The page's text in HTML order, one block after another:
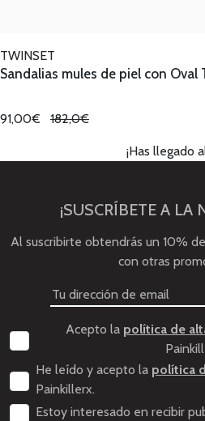
TWINSET
Sandalias mules de piel con Oval
91,00€ 182,0€
¡Has llegado
¡SUSCRÍBETE A LA
Al suscribirte obtendrás un 10%
con otras
Acepto la política de
He leído y acepto la política
Painkillerx.
Estoy interesado en recibir